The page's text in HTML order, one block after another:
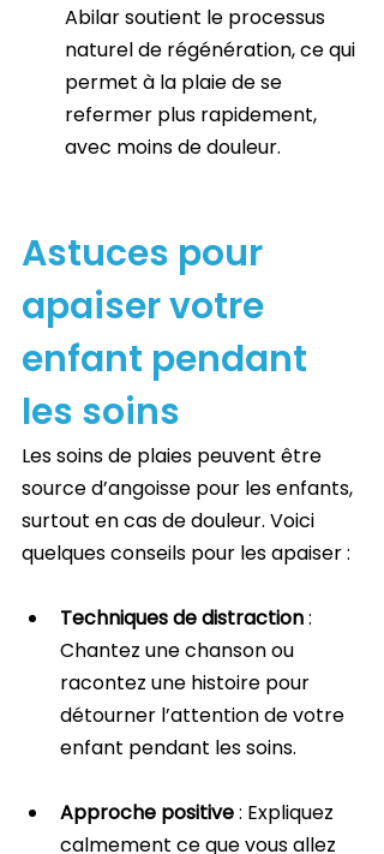
Abilar soutient le processus
naturel de régénération, ce qui
permet à la plaie de se
refermer plus rapidement,
avec moins de douleur.
Astuces pour
apaiser votre
enfant pendant
les soins
Les soins de plaies peuvent être
source d’angoisse pour les enfants,
surtout en cas de douleur. Voici
quelques conseils pour les apaiser :
Techniques de distraction :
Chantez une chanson ou
racontez une histoire pour
détourner l’attention de votre
enfant pendant les soins.
Approche positive : Expliquez
calmement ce que vous allez